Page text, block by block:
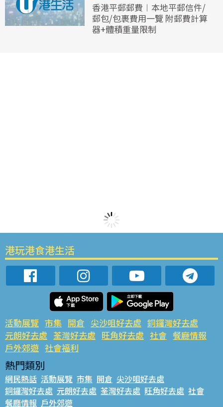
香港平郵郵費︱本地平郵信件/
郵包/包裹費用一覽 附郵費計算
器+體積重量限制
港玩港食港生活
活動展覽 市集 開倉 尖沙咀好去處 銅鑼灣好去處
元朗好去處 荃灣好去處 旺角好去處 社會 餐廳情報
戶外郊遊 社會福利
熱門類別
網民熱話 活動展覽 市集 開倉 尖沙咀好去處
銅鑼灣好去處 元朗好去處 荃灣好去處 旺角好去處 社會
餐廳情報 戶外郊遊